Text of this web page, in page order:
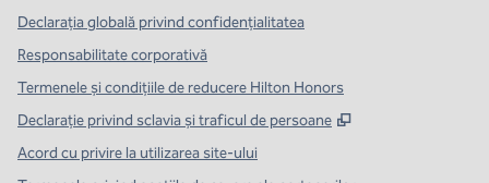
Declarația globală privind confidenţialitatea
Responsabilitate corporativă
Termenele și condițiile de reducere Hilton Honors
Declarație privind sclavia și traficul de persoane
,
Acord cu privire la utilizarea site-ului